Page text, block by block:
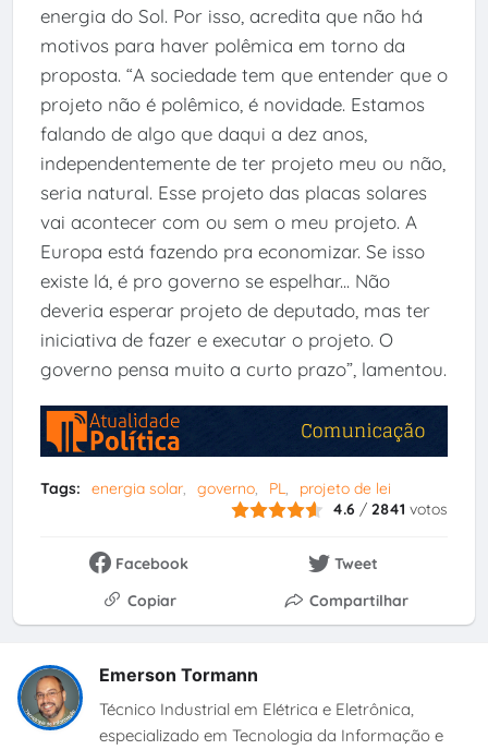
energia do Sol. Por isso, acredita que não há
motivos para haver polêmica em torno da
proposta. “A sociedade tem que entender que o
projeto não é polêmico, é novidade. Estamos
falando de algo que daqui a dez anos,
independentemente de ter projeto meu ou não,
seria natural. Esse projeto das placas solares
vai acontecer com ou sem o meu projeto. A
Europa está fazendo pra economizar. Se isso
existe lá, é pro governo se espelhar... Não
deveria esperar projeto de deputado, mas ter
iniciativa de fazer e executar o projeto. O
governo pensa muito a curto prazo”, lamentou.
Tags: energia solar governo PL
projeto de lei
4.6 /2841 votos
Facebook
Tweet
Copiar
Compartilhar
Emerson Tormann
Técnico Industrial em Elétrica e Eletrônica,
especializado em Tecnologia da Informação e